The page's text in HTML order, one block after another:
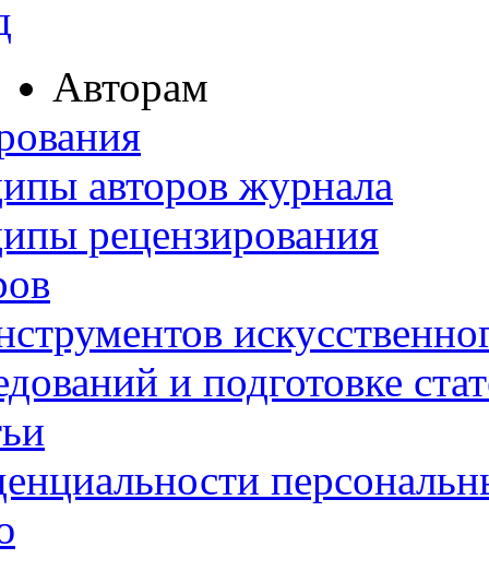
Авторам
авторов журнала
рецензирования
и подготовке